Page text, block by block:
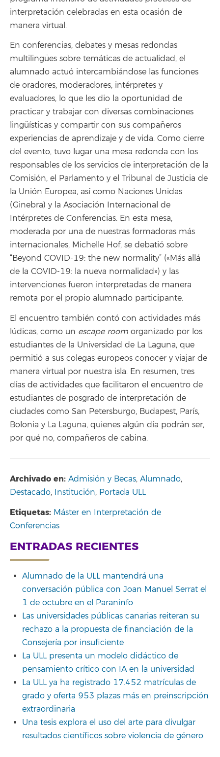
interpretación celebradas en esta ocasión de
manera virtual.
En conferencias, debates y mesas redondas
multilingües sobre temáticas de actualidad, el
alumnado actuó intercambiándose las funciones
de oradores, moderadores, intérpretes y
evaluadores, lo que les dio la oportunidad de
practicar y trabajar con diversas combinaciones
lingüísticas y compartir con sus compañeros
experiencias de aprendizaje y de vida. Como cierre
del evento, tuvo lugar una mesa redonda con los
responsables de los servicios de interpretación de la
Comisión, el Parlamento y el Tribunal de Justicia de
la Unión Europea, así como Naciones Unidas
(Ginebra) y la Asociación Internacional de
Intérpretes de Conferencias. En esta mesa,
moderada por una de nuestras formadoras más
internacionales, Michelle Hof, se debatió sobre
“Beyond COVID-19: the new normality” («Más allá
de la COVID-19: la nueva normalidad») y las
intervenciones fueron interpretadas de manera
remota por el propio alumnado participante.
El encuentro también contó con actividades más
lúdicas, como un escape room organizado por los
estudiantes de la Universidad de La Laguna, que
permitió a sus colegas europeos conocer y viajar de
manera virtual por nuestra isla. En resumen, tres
días de actividades que facilitaron el encuentro de
estudiantes de posgrado de interpretación de
ciudades como San Petersburgo, Budapest, París,
Bolonia y La Laguna, quienes algún día podrán ser,
por qué no, compañeros de cabina.
Archivado en: Admisión y Becas, Alumnado,
Destacado, Institución, Portada ULL
Etiquetas: Máster en Interpretación de
Conferencias
ENTRADAS RECIENTES
Alumnado de la ULL mantendrá una
conversación pública con Joan Manuel Serrat el
1 de octubre en el Paraninfo
Las universidades públicas canarias reiteran su
rechazo a la propuesta de financiación de la
Consejería por insuficiente
La ULL presenta un modelo didáctico de
pensamiento crítico con IA en la universidad
La ULL ya ha registrado 17.452 matrículas de
grado y oferta 953 plazas más en preinscripción
extraordinaria
Una tesis explora el uso del arte para divulgar
resultados científicos sobre violencia de género